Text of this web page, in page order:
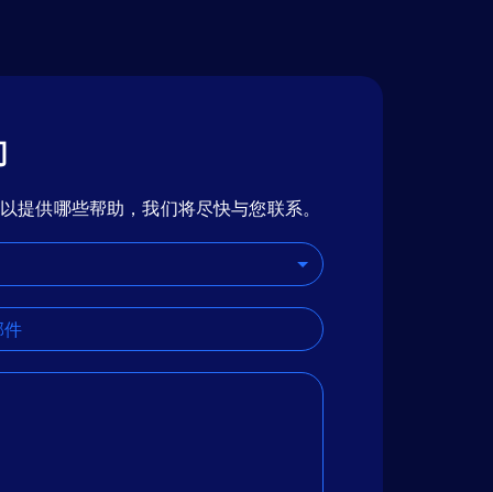
提供哪些帮助，我们将尽快与您联系。